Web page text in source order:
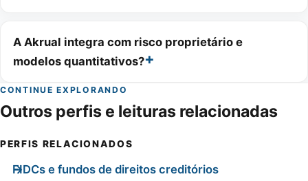
A Akrual integra com risco proprietário e
modelos quantitativos?
CONTINUE EXPLORANDO
Outros perfis e leituras relacionadas
PERFIS RELACIONADOS
FIDCs e fundos de direitos creditórios